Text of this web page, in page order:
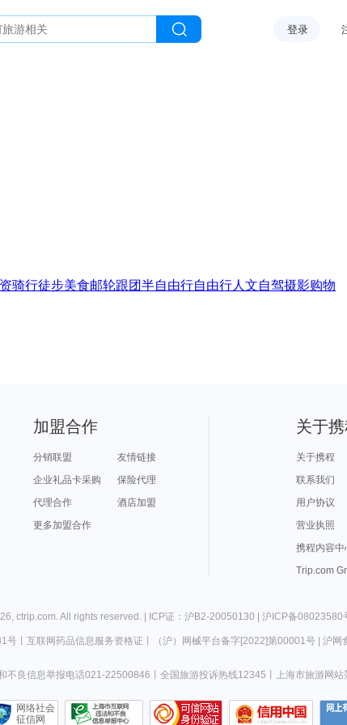
登录
骑行徒步美食邮轮跟团半自由行自由行人文自驾摄影购物
加盟合作
分销联盟
友情链接
企业礼品卡采购
保险代理
代理合作
酒店加盟
更多加盟合作
关于
关于携程
联系我们
用户协议
营业执照
携程内容中
Trip.com
, ctrip.com. All rights reserved. | ICP证：沪B2-20050130 | 沪ICP备08023580
号丨 互联网药品信息服务资格证 （沪）网械平台备字[2022]第00001号| 沪网
不良信息举报电话021-22500846 全国旅游投诉热线12345 上海市旅游网
网络社会
征信网